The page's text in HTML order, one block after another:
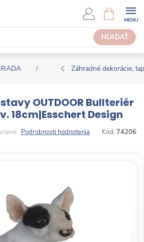
HĽADAŤ
Á
K
U
P
O
Í
K
/ Záhradné dekorácie,
OUTDOOR Bullteriér
18cm|Esschert Design
Podrobnosti hodnotenia Kód: 74206